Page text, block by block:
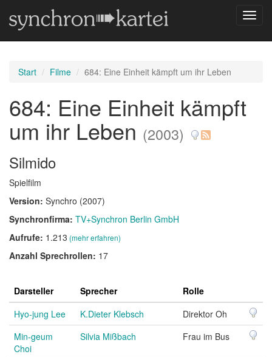
Start Filme 684: Eine Einheit kämpft um ihr Leben
684: Eine Einheit kämpft
um ihr Leben (2003)
Silmido
Spielfilm
Version: Synchro (2007)
Synchronfirma: TV+Synchron Berlin GmbH
Aufrufe: 1.213 (mehr erfahren)
Anzahl Sprechrollen: 17
Darsteller Sprecher
Rolle
Hyo-jung Lee
K.Dieter Klebsch
Direktor Oh
Min-geum
Choi
Silvia Mißbach Frau im Bus